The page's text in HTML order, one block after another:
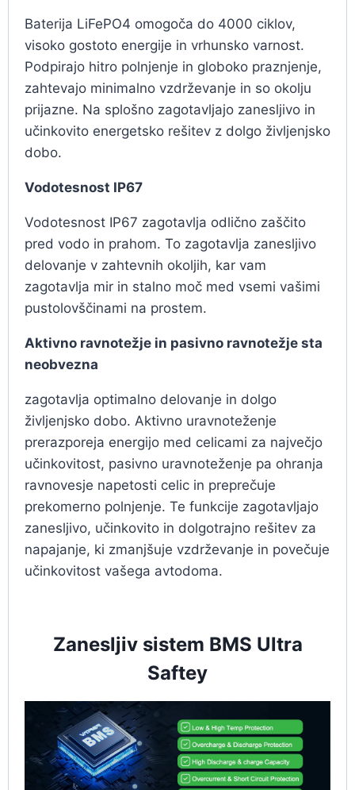
Baterija LiFePO4 omogoča do 4000 ciklov,
visoko gostoto energije in vrhunsko varnost.
Podpirajo hitro polnjenje in globoko praznjenje,
zahtevajo minimalno vzdrževanje in so okolju
prijazne. Na splošno zagotavljajo zanesljivo in
učinkovito energetsko rešitev z dolgo življenjsko
dobo.
Vodotesnost IP67
Vodotesnost IP67 zagotavlja odlično zaščito
pred vodo in prahom. To zagotavlja zanesljivo
delovanje v zahtevnih okoljih, kar vam
zagotavlja mir in stalno moč med vsemi vašimi
pustolovščinami na prostem.
Aktivno ravnotežje in pasivno ravnotežje sta
neobvezna
zagotavlja optimalno delovanje in dolgo
življenjsko dobo. Aktivno uravnoteženje
prerazporeja energijo med celicami za največjo
učinkovitost, pasivno uravnoteženje pa ohranja
ravnovesje napetosti celic in preprečuje
prekomerno polnjenje. Te funkcije zagotavljajo
zanesljivo, učinkovito in dolgotrajno rešitev za
napajanje, ki zmanjšuje vzdrževanje in povečuje
učinkovitost vašega avtodoma.
Zanesljiv sistem BMS Ultra
Saftey